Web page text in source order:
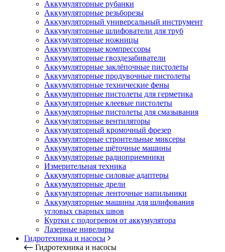
Аккумуляторные рубанки
Аккумуляторные резьборезы
Аккумуляторный универсальный инструмент
Аккумуляторные шлифователи для труб
Аккумуляторные ножницы
Аккумуляторные компрессоры
Аккумуляторные гвоздезабиватели
Аккумуляторные заклёпочные пистолеты
Аккумуляторные продувочные пистолеты
Аккумуляторные технические фены
Аккумуляторные пистолеты для герметика
Аккумуляторные клеевые пистолеты
Аккумуляторные пистолеты для смазывания
Аккумуляторные вентиляторы
Аккумуляторный кромочный фрезер
Аккумуляторные строительные миксеры
Аккумуляторные щёточные машины
Аккумуляторные радиоприемники
Измерительная техника
Аккумуляторные силовые адаптеры
Аккумуляторные дрели
Аккумуляторные ленточные напильники
Аккумуляторные машины для шлифования
угловых сварных швов
Куртки с подогревом от аккумулятора
Лазерные нивелиры
Гидротехника и насосы
Гидротехника и насосы